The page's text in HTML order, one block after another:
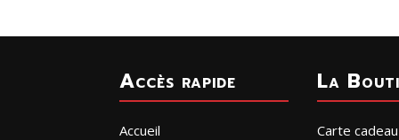
Accès rapide
Accueil
La
Carte cadeau